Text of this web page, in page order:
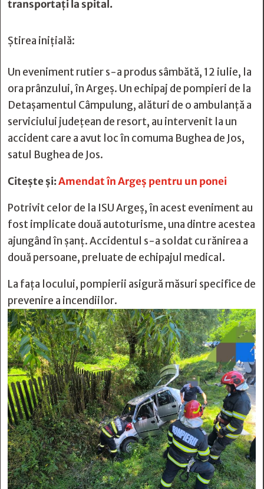
transportați la spital.
Știrea inițială:
Un eveniment rutier s-a produs sâmbătă, 12 iulie, la
ora prânzului, în Argeș. Un echipaj de pompieri de la
Detașamentul Câmpulung, alături de o ambulanță a
serviciului județean de resort, au intervenit la un
accident care a avut loc în comuma Bughea de Jos,
satul Bughea de Jos.
Citește și:Amendat în Argeș pentru un ponei
Potrivit celor de la ISU Argeș, în acest eveniment au
fost implicate două autoturisme, una dintre acestea
ajungând în șanț. Accidentul s-a soldat cu rănirea a
două persoane, preluate de echipajul medical.
La fața locului, pompierii asigură măsuri specifice de
prevenire a incendiilor.